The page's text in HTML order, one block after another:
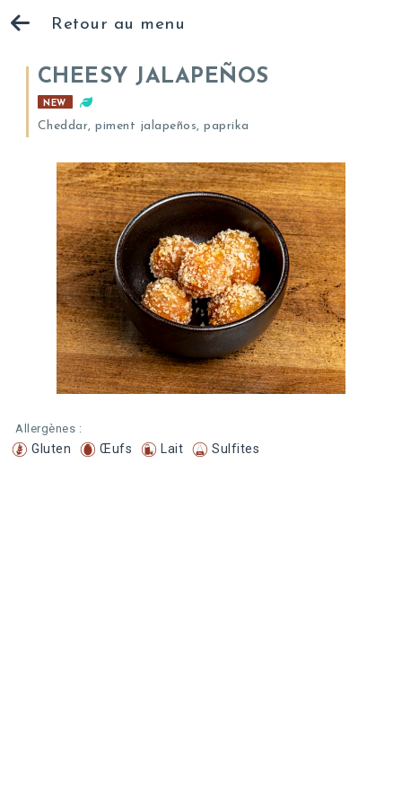
Retour au menu
CHEESY JALAPEÑOS
NEW
Cheddar, piment jalapeños, paprika
Allergènes :
Gluten Œufs Lait Sulfites